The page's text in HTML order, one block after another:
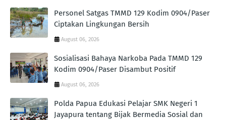
Personel Satgas TMMD 129 Kodim 0904/Paser
Ciptakan Lingkungan Bersih
August 06, 2026
Sosialisasi Bahaya Narkoba Pada TMMD 129
Kodim 0904/Paser Disambut Positif
August 06, 2026
Polda Papua Edukasi Pelajar SMK Negeri 1
Jayapura tentang Bijak Bermedia Sosial dan